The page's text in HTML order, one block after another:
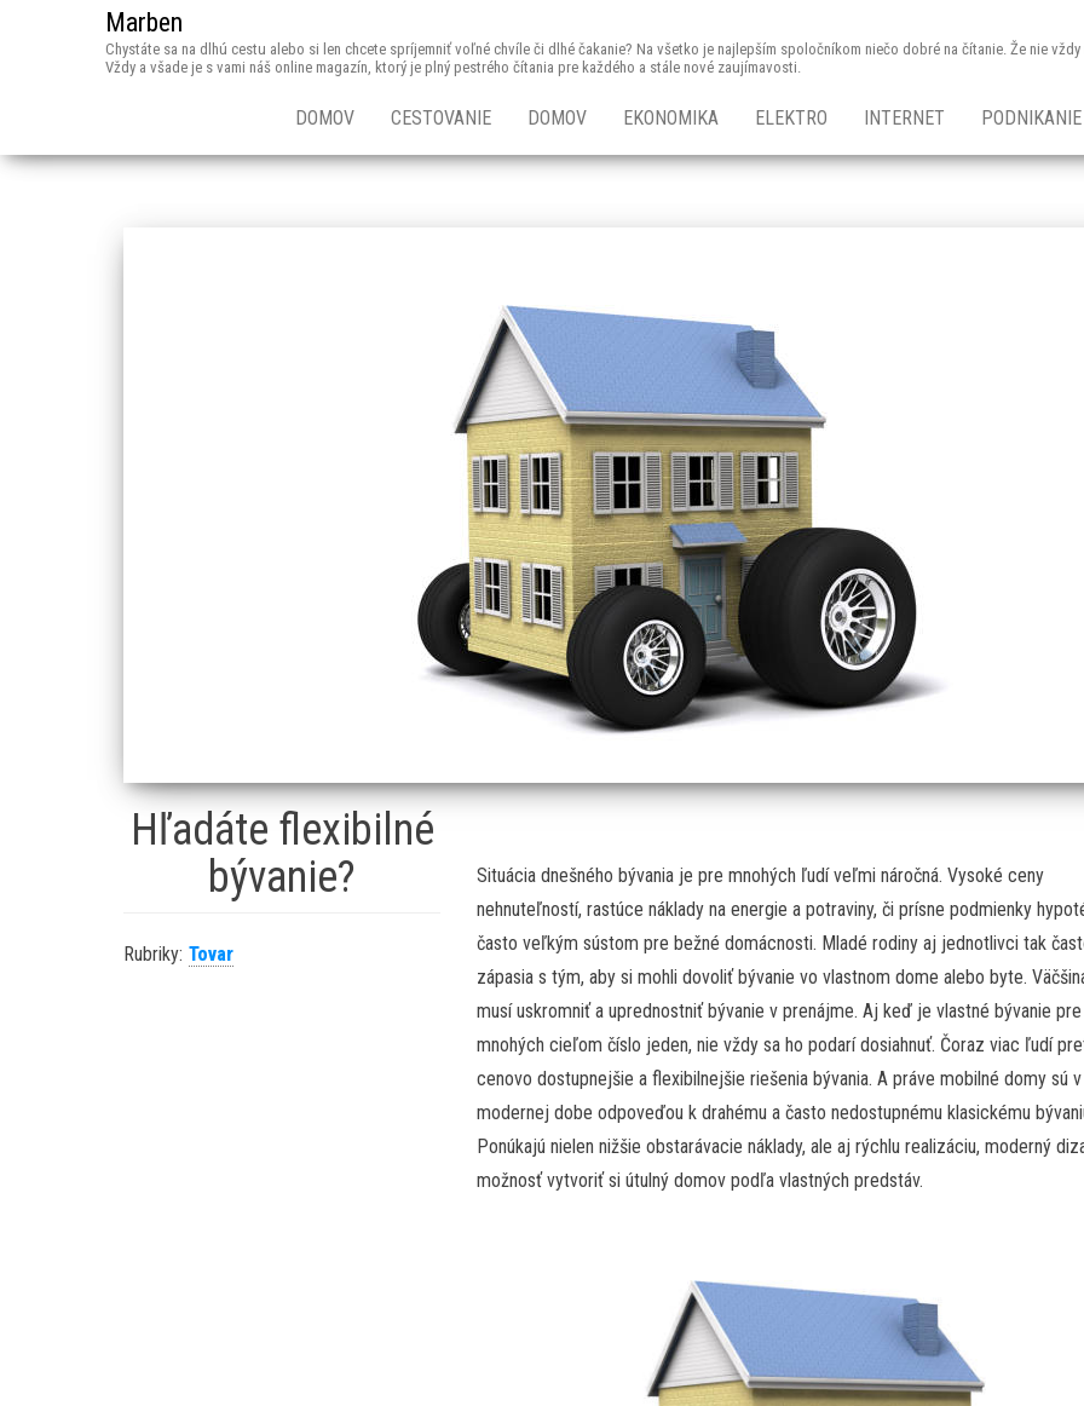
Marben
Chystáte sa na dlhú cestu alebo si len chcete spríjemniť voľné chvíle či dlhé čakanie? Na všetko je najlepším spoločníkom niečo dobré na čítanie. Že nie
Vždy a všade je s vami náš online magazín, ktorý je plný pestrého čítania pre každého a stále nové zaujímavosti.
DOMOV CESTOVANIE DOMOV EKONOMIKA ELEKTRO INTERNET PODNIKANIE
Hľadáte flexibilné
bývanie?
Rubriky: Tovar
Situácia dnešného bývania je pre mnohých ľudí veľmi náročná. Vysoké ceny
nehnuteľností, rastúce náklady na energie a potraviny, či prísne podmienky
často veľkým sústom pre bežné domácnosti. Mladé rodiny aj jednotlivci tak
zápasia s tým, aby si mohli dovoliť bývanie vo vlastnom dome alebo byte.
musí uskromniť a uprednostniť bývanie v prenájme. Aj keď je vlastné bývanie pre
mnohých cieľom číslo jeden, nie vždy sa ho podarí dosiahnuť. Čoraz viac ľudí
cenovo dostupnejšie a flexibilnejšie riešenia bývania. A práve mobilné domy sú
modernej dobe odpoveďou k drahému a často nedostupnému klasickému
Ponúkajú nielen nižšie obstarávacie náklady, ale aj rýchlu realizáciu, moderný
možnosť vytvoriť si útulný domov podľa vlastných predstáv.